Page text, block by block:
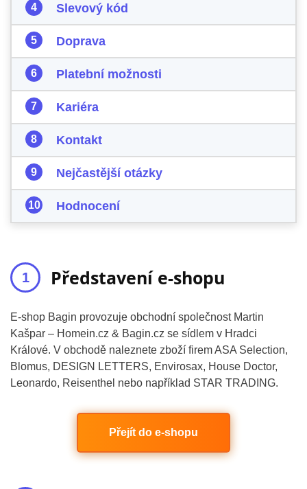
Slevový kód
Doprava
Platební možnosti
Kariéra
Kontakt
Nejčastější otázky
Hodnocení
Představení e-shopu
E-shop Bagin provozuje obchodní společnost Martin
Kašpar – Homein.cz & Bagin.cz se sídlem v Hradci
Králové. V obchodě naleznete zboží firem ASA Selection,
Blomus, DESIGN LETTERS, Envirosax, House Doctor,
Leonardo, Reisenthel nebo například STAR TRADING.
Přejít do e-shopu